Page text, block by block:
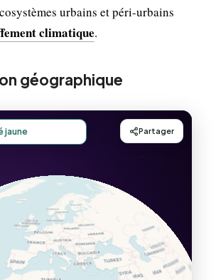
urbains et péri-urbains
climatique.
géographique